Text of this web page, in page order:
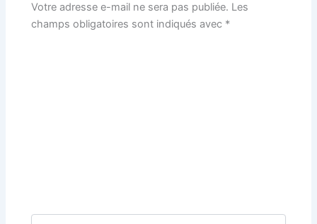
Votre adresse e-mail ne sera pas publiée. Les
champs obligatoires sont indiqués avec *
Écrivez